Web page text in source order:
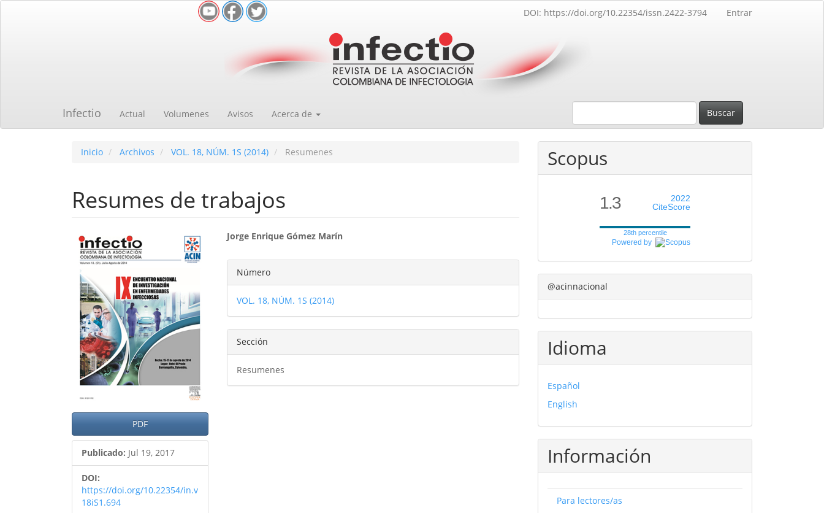
DOI: https://doi.org/10.22354/issn.2422-3794 Entrar
Infectio Actual Volumenes Avisos Acerca de Buscar
Inicio Archivos VOL. 18, NÚM. 1S (2014) Resumenes
Resumes de trabajos
Barra
lateral
del
artículo
PDF
Publicado: Jul 19, 2017
DOI:
https://doi.org/10.22354/in.v
18iS1.694
Contenido
principal
del
artículo
Jorge Enrique Gómez Marín
Detalles
del
artículo
Número
VOL. 18, NÚM. 1S (2014)
Sección
Resumenes
Scopus
1.3
2022
CiteScore
28th percentile
Powered by
@acinnacional
Idioma
Español
English
Información
Para lectores/as